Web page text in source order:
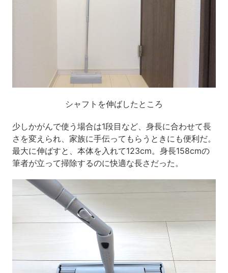
シャフトを伸ばしたところ
少しかがんで使う場合は1段目など、身長に合わせて長
さを変えられ、家族に手伝ってもらうときにも便利だ。
最大に伸ばすと、本体を入れて123cm。身長158cmの
筆者が立って掃除するのに快適な長さだった。